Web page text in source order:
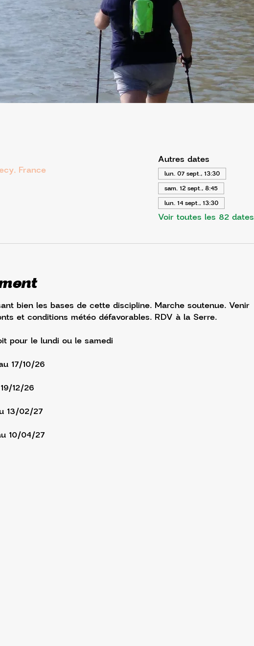
France
Autres dates
lun. 07 sept., 13:30
sam. 12 sept., 8:45
lun. 14 sept., 13:30
Voir toutes les 82 dates
bien les bases de cette discipline. Marche soutenue. Venir
et conditions météo défavorables. RDV à la Serre.
pour le lundi ou le samedi
17/10/26
12/26
13/02/27
10/04/27